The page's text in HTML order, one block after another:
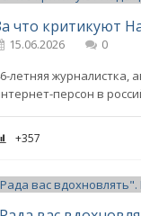
что критикуют
15.06.2026
0
летняя
персон в
+357